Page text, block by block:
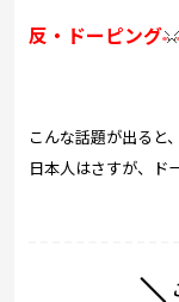
反・ドーピング
こんな話題が出ると
日本人はさすが、ド